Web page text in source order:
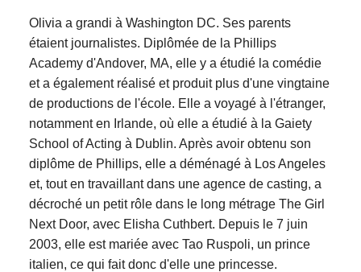
Olivia a grandi à Washington DC. Ses parents
étaient journalistes. Diplômée de la Phillips
Academy d'Andover, MA, elle y a étudié la comédie
et a également réalisé et produit plus d'une vingtaine
de productions de l'école. Elle a voyagé à l'étranger,
notamment en Irlande, où elle a étudié à la Gaiety
School of Acting à Dublin. Après avoir obtenu son
diplôme de Phillips, elle a déménagé à Los Angeles
et, tout en travaillant dans une agence de casting, a
décroché un petit rôle dans le long métrage The Girl
Next Door, avec Elisha Cuthbert. Depuis le 7 juin
2003, elle est mariée avec Tao Ruspoli, un prince
italien, ce qui fait donc d'elle une princesse.